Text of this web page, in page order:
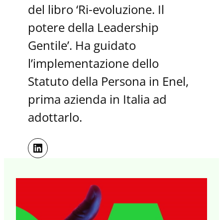
del libro ‘Ri-evoluzione. Il
potere della Leadership
Gentile’. Ha guidato
l’implementazione dello
Statuto della Persona in Enel,
prima azienda in Italia ad
adottarlo.
LinkedIn